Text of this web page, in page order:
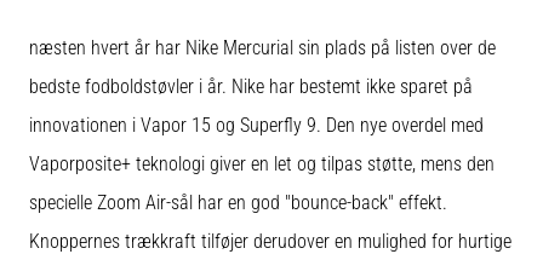
More
Victories
dig
klar
kvindernes
EM
næsten hvert år har Nike Mercurial sin plads på listen over de
bedste fodboldstøvler i år. Nike har bestemt ikke sparet på
innovationen i Vapor 15 og Superfly 9. Den nye overdel med
Vaporposite+ teknologi giver en let og tilpas støtte, mens den
specielle Zoom Air-sål har en god "bounce-back" effekt.
Knoppernes trækkraft tilføjer derudover en mulighed for hurtige